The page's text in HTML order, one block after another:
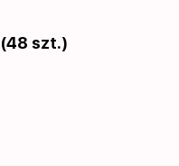
(48 szt.)